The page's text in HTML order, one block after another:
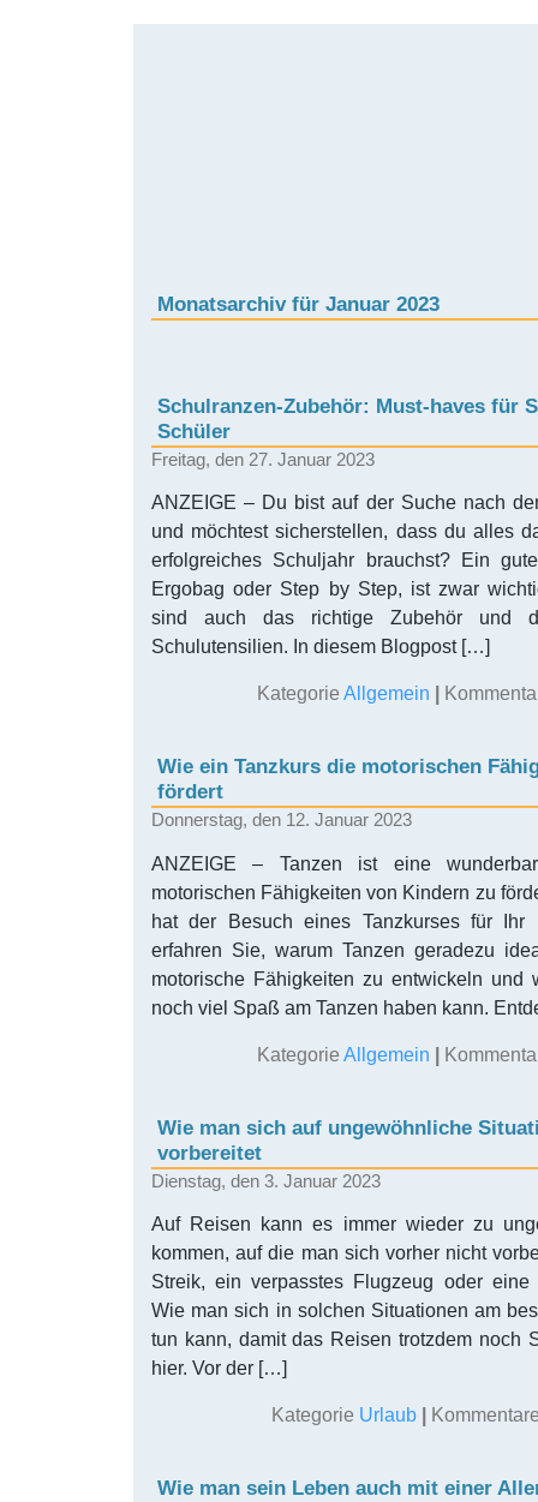
Monatsarchiv für Januar 2023
Schulranzen-Zubehör: Must-haves für
Schüler
Freitag, den 27. Januar 2023
ANZEIGE – Du bist auf der Suche nach
und möchtest sicherstellen, dass du alles
erfolgreiches Schuljahr brauchst? Ein
Ergobag oder Step by Step, ist zwar
sind auch das richtige Zubehör und
Schulutensilien. In diesem Blogpost […]
Kategorie Allgemein
Wie ein Tanzkurs die motorischen
fördert
Donnerstag, den 12. Januar 2023
ANZEIGE – Tanzen ist eine
motorischen Fähigkeiten von Kindern zu
hat der Besuch eines Tanzkurses für Ihr
erfahren Sie, warum Tanzen geradezu
motorische Fähigkeiten zu entwickeln und
noch viel Spaß am Tanzen haben kann.
Kategorie Allgemein |
Wie man sich auf ungewöhnliche
vorbereitet
Dienstag, den 3. Januar 2023
Auf Reisen kann es immer wieder zu
kommen, auf die man sich vorher nicht
Streik, ein verpasstes Flugzeug oder eine
Wie man sich in solchen Situationen am
tun kann, damit das Reisen trotzdem noch
hier. Vor der […]
Kategorie Urlaub |
Wie man sein Leben auch mit einer